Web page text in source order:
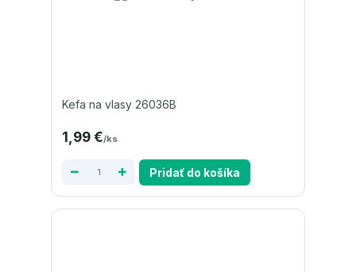
Kefa na vlasy 26036B
1,99 €/ks
Pridať do košíka